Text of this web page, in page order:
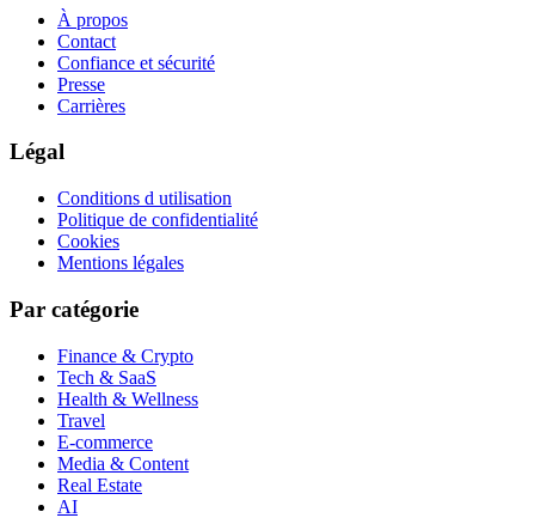
À propos
Contact
Confiance et sécurité
Presse
Carrières
Légal
Conditions d utilisation
Politique de confidentialité
Cookies
Mentions légales
Par catégorie
Finance & Crypto
Tech & SaaS
Health & Wellness
Travel
E-commerce
Media & Content
Real Estate
AI